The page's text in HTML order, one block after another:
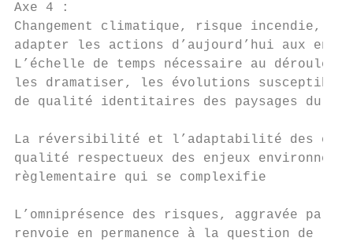
Axe 4 :
Changement climatique, risque incendie,
adapter les actions d’aujourd’hui aux
L’échelle de temps nécessaire au
les dramatiser, les évolutions susceptibles
de qualité identitaires des paysages du
La réversibilité et l’adaptabilité des
qualité respectueux des enjeux
règlementaire qui se complexifie
L’omniprésence des risques, aggravée par
renvoie en permanence à la question de